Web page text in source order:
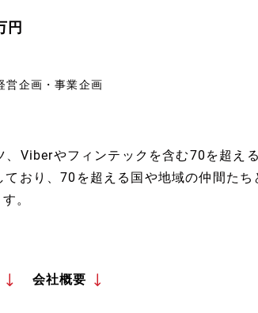
円
営企画・事業企画
、Viberやフィンテックを含む70を超え
おり、70を超える国や地域の仲間たち
。
会社概要